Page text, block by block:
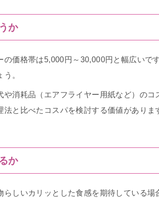
か
の価格帯は5,000円～30,000円と幅広いで
。
や消耗品（エアフライヤー用紙など）の
と比べたコスパを検討する価値がありま
か
らしいカリッとした食感を期待している